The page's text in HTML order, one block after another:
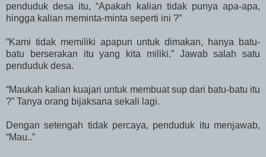
penduduk desa itu, “Apakah kalian tidak punya apa-apa,
hingga kalian meminta-minta seperti ini ?”
“Kami tidak memiliki apapun untuk dimakan, hanya batu-
batu berserakan itu yang kita miliki.” Jawab salah satu
penduduk desa.
“Maukah kalian kuajari untuk membuat sup dari batu-batu itu
?” Tanya orang bijaksana sekali lagi.
Dengan setengah tidak percaya, penduduk itu menjawab,
“Mau..”